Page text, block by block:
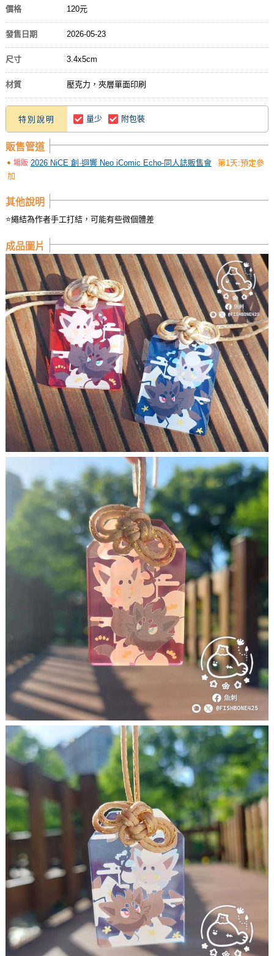
價格 120元
發售日期 2026-05-23
尺寸 3.4x5cm
材質 壓克力，夾層單面印刷
特別說明 量少 附包裝
販售管道
場販 2026 NiCE 創·迴響 Neo iComic Echo-同人誌販售會
第1天:預定參
加
其他說明
⭐繩結為作者手工打結，可能有些微個體差
成品圖片